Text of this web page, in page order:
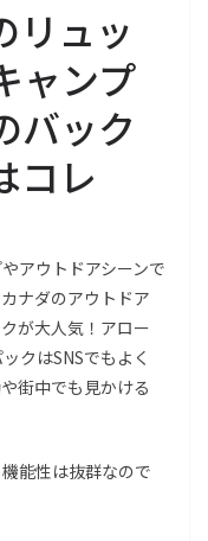
リュッ
ャンプ
バック
コレ
アウトドアシーンで
ナダのアウトドア
が大人気！アロー
クはSNSでもよく
街中でも見かける
能性は抜群なので